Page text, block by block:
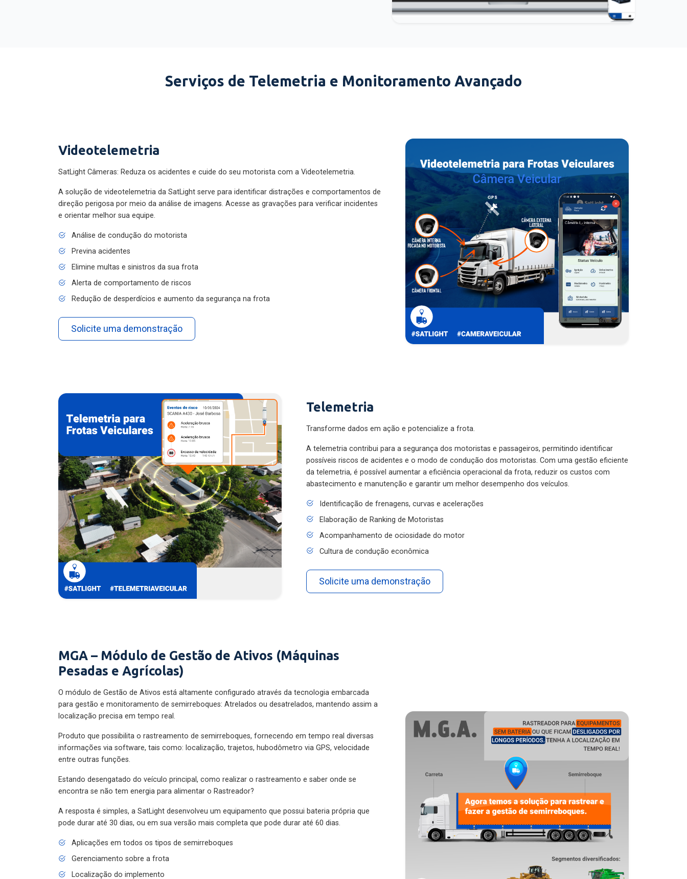
Serviços de Telemetria e Monitoramento Avançado
Videotelemetria
SatLight Câmeras: Reduza os acidentes e cuide do seu motorista com a Videotelemetria.
A solução de videotelemetria da SatLight serve para identificar distrações e comportamentos de
direção perigosa por meio da análise de imagens. Acesse as gravações para verificar incidentes
e orientar melhor sua equipe.
Análise de condução do motorista
Previna acidentes
Elimine multas e sinistros da sua frota
Alerta de comportamento de riscos
Redução de desperdícios e aumento da segurança na frota
Solicite uma demonstração
Telemetria
Transforme dados em ação e potencialize a frota.
A telemetria contribui para a segurança dos motoristas e passageiros, permitindo identificar
possíveis riscos de acidentes e o modo de condução dos motoristas. Com uma gestão eficiente
da telemetria, é possível aumentar a eficiência operacional da frota, reduzir os custos com
abastecimento e manutenção e garantir um melhor desempenho dos veículos.
Identificação de frenagens, curvas e acelerações
Elaboração de Ranking de Motoristas
Acompanhamento de ociosidade do motor
Cultura de condução econômica
Solicite uma demonstração
MGA – Módulo de Gestão de Ativos (Máquinas
Pesadas e Agrícolas)
O módulo de Gestão de Ativos está altamente configurado através da tecnologia embarcada
para gestão e monitoramento de semirreboques: Atrelados ou desatrelados, mantendo assim a
localização precisa em tempo real.
Produto que possibilita o rastreamento de semirreboques, fornecendo em tempo real diversas
informações via software, tais como: localização, trajetos, hubodômetro via GPS, velocidade
entre outras funções.
Estando desengatado do veículo principal, como realizar o rastreamento e saber onde se
encontra se não tem energia para alimentar o Rastreador?
A resposta é simples, a SatLight desenvolveu um equipamento que possui bateria própria que
pode durar até 30 dias, ou em sua versão mais completa que pode durar até 60 dias.
Aplicações em todos os tipos de semirreboques
Gerenciamento sobre a frota
Localização do implemento